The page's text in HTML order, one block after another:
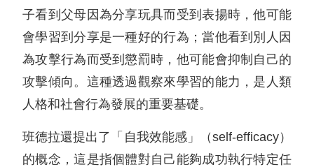
子看到父母因為分享玩具而受到表揚時，他可能
會學習到分享是一種好的行為；當他看到別人因
為攻擊行為而受到懲罰時，他可能會抑制自己的
攻擊傾向。這種透過觀察來學習的能力，是人類
人格和社會行為發展的重要基礎。
班德拉還提出了「自我效能感」（self-efficacy）
的概念，這是指個體對自己能夠成功執行特定任